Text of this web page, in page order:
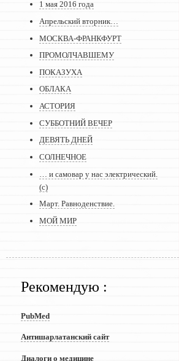
1 мая 2016 года
Апрельский вторник…
МОСКВА-ФРАНКФУРТ
ПРОМОЛЧАВШЕМУ
ПОКАЗУХА
ОБЛАКА
АСТОРИЯ
СУББОТНИЙ ВЕЧЕР
ДЕВЯТЬ ДНЕЙ
СОЛНЕЧНОЕ
… и самовар у нас электрический.
(с)
Март. Равноденствие.
МОЙ МИР
Рекомендую :
PubMed
Антишарлатанский сайт
Диалоги о медицине